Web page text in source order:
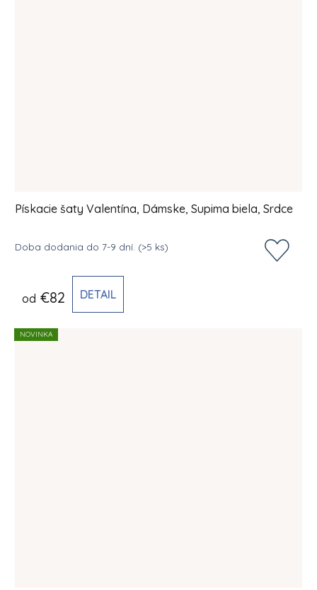
Pískacie šaty Valentína, Dámske, Supima biela, Srdce
Doba dodania do 7-9 dní. (>5 ks)
od €82 DETAIL
NOVINKA